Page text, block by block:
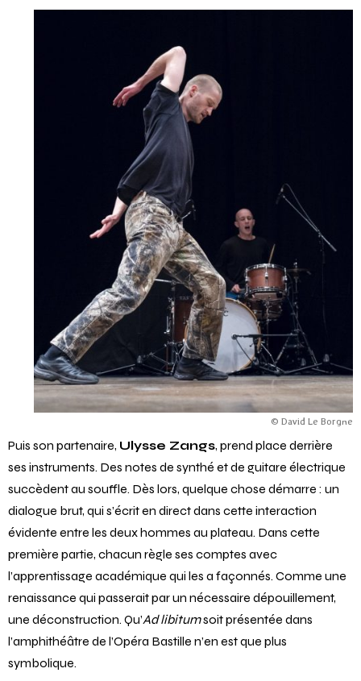
© David Le Borgne
Puis son partenaire, Ulysse Zangs, prend place derrière
ses instruments. Des notes de synthé et de guitare électrique
succèdent au souffle. Dès lors, quelque chose démarre : un
dialogue brut, qui s’écrit en direct dans cette interaction
évidente entre les deux hommes au plateau. Dans cette
première partie, chacun règle ses comptes avec
l’apprentissage académique qui les a façonnés. Comme une
renaissance qui passerait par un nécessaire dépouillement,
une déconstruction. Qu’Ad libitumsoit présentée dans
l’amphithéâtre de l’Opéra Bastille n’en est que plus
symbolique.